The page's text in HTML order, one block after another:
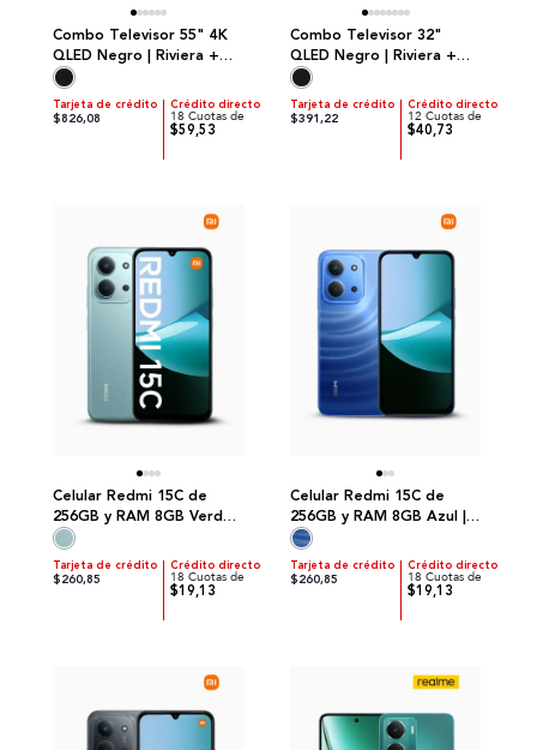
Combo Televisor 55" 4K
QLED Negro | Riviera +
Parlante Recargable
Negro
Tarjeta de crédito
$826,08
Crédito directo
18 Cuotas de
$59,53
Combo Televisor 32"
QLED Negro | Riviera +
Parlante Recargable
Negro
Tarjeta de crédito
$391,22
Crédito directo
12 Cuotas de
$40,73
Celular Redmi 15C de
256GB y RAM 8GB Verde |
Xiaomi
Tarjeta de crédito
$260,85
Crédito directo
18 Cuotas de
$19,13
Celular Redmi 15C de
256GB y RAM 8GB Azul |
Xiaomi
Tarjeta de crédito
$260,85
Crédito directo
18 Cuotas de
$19,13